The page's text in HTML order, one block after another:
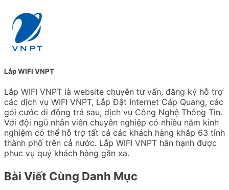
Lắp WIFI VNPT
Lắp WIFI VNPT là website chuyên tư vấn, đăng ký hỗ trợ
các dịch vụ WIFI VNPT, Lắp Đặt Internet Cáp Quang, các
gói cước di động trả sau, dịch vụ Công Nghệ Thông Tin.
Với đội ngũ nhân viên chuyên nghiệp có nhiều năm kinh
nghiệm có thể hỗ trợ tất cả các khách hàng khắp 63 tỉnh
thành phố trên cả nước. Lắp WIFI VNPT hân hạnh được
phuc vụ quý khách hàng gần xa.
Bài Viết Cùng Danh Mục